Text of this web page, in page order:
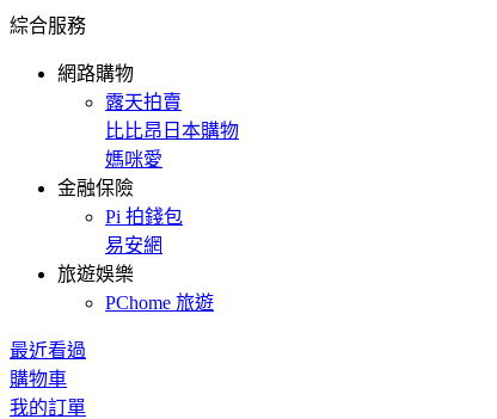
綜合服務
網路購物
露天拍賣
比比昂日本購物
媽咪愛
金融保險
Pi 拍錢包
易安網
旅遊娛樂
PChome 旅遊
最近看過
購物車
我的訂單